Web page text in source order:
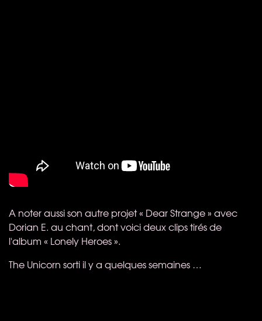
A noter aussi son autre projet « Dear Strange » avec
Dorian E. au chant, dont voici deux clips tirés de
l'album « Lonely Heroes ».
The Unicorn sorti il y a quelques semaines …